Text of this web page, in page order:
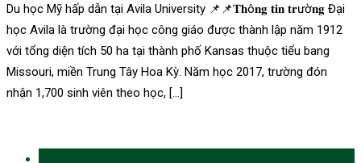
Du học Mỹ hấp dẫn tại Avila University 📌📌𝐓𝐡ô𝐧𝐠 𝐭𝐢𝐧 𝐭𝐫ườ𝐧𝐠 Đại
học Avila là trường đại học công giáo được thành lập năm 1912
với tổng diện tích 50 ha tại thành phố Kansas thuộc tiểu bang
Missouri, miền Trung Tây Hoa Kỳ. Năm học 2017, trường đón
nhận 1,700 sinh viên theo học, […]